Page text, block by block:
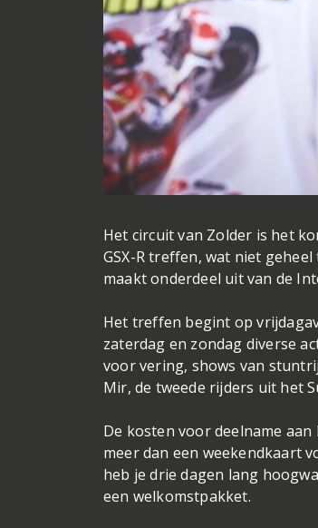
Het circuit van Zolder is het
GSX-R treffen, wat niet
maakt onderdeel uit van de
Het treffen begint op
zaterdag en zondag diverse
voor vering, shows van
Mir, de tweede rijders uit het
De kosten voor deelname
meer dan een weekendkaart
heb je drie dagen lang
een welkomstpakket.